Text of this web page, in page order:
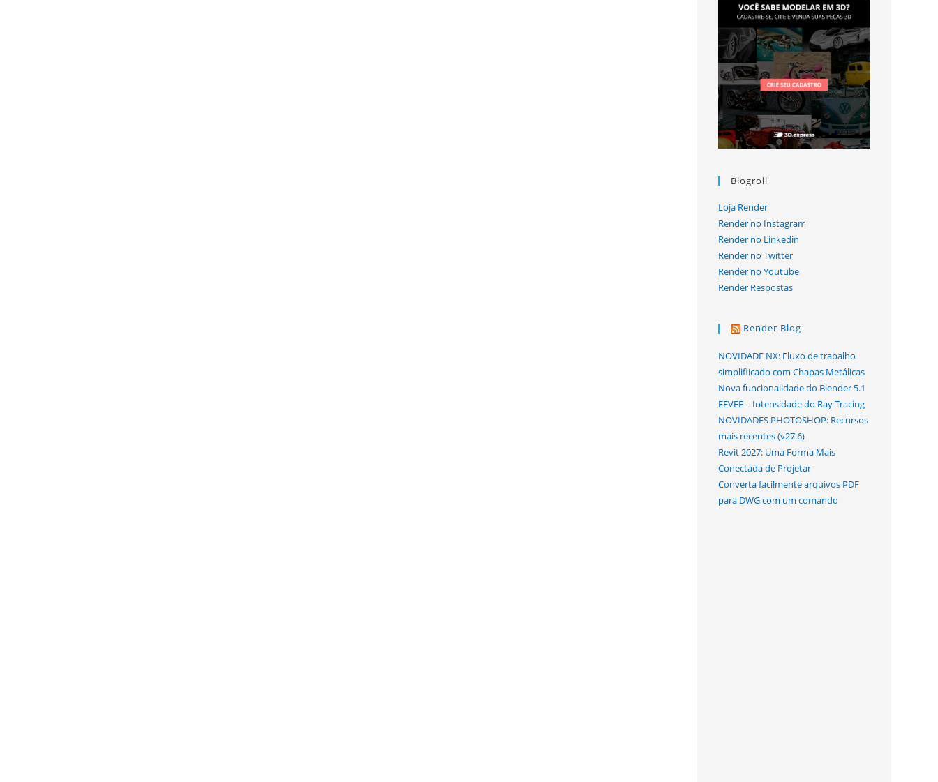
Blogroll
Loja Render
Render no Instagram
Render no Linkedin
Render no Twitter
Render no Youtube
Render Respostas
Render Blog
NOVIDADE NX: Fluxo de trabalho
simplifiicado com Chapas Metálicas
Nova funcionalidade do Blender 5.1
EEVEE – Intensidade do Ray Tracing
NOVIDADES PHOTOSHOP: Recursos
mais recentes (v27.6)
Revit 2027: Uma Forma Mais
Conectada de Projetar
Converta facilmente arquivos PDF
para DWG com um comando